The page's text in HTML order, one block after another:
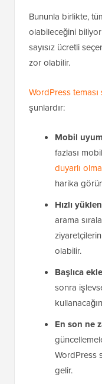
Bununla birlikte,
olabileceğini
sayısız ücretli
zor olabilir.
WordPress
şunlardır:
Mobil
fazlası
duyarlı
harika
Hızlı
arama
olabilir.
Başlıca
sonra
En son ne
WordPress
gelir.